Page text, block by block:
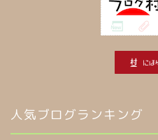
人気ブログランキング